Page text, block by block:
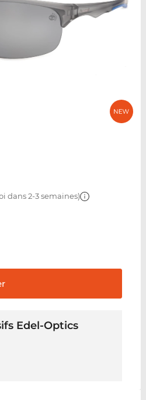
dans 2-3 semaines)
Edel-Optics